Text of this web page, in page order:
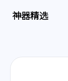
神器精选